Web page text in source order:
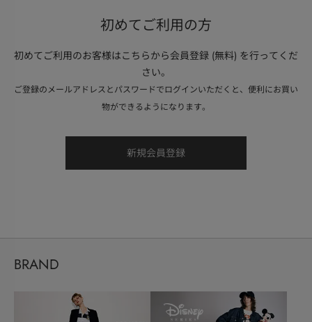
初めてご利用の方
初めてご利用のお客様はこちらから会員登録 (無料) を行ってくだ
さい。
ご登録のメールアドレスとパスワードでログインいただくと、便利にお買い
物ができるようになります。
BRAND